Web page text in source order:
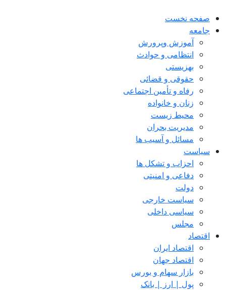
صفحه نخست
جامعه
آموزش وپرورش
انتظامی و حوادث
بهزیستی
حقوقی و قضائی
رفاه و تأمین اجتماعی
زنان و خانواده
محیط زیست
مدیریت بحران
مسائل و آسیب ها
سیاست
احزاب و تشکل ها
دفاعی و امنیتی
دولت
سیاست خارجی
سیاسی داخلی
مجلس
اقتصاد
اقتصاد ایران
اقتصاد جهان
بازار سهام و بورس
پول | ارز | بانک